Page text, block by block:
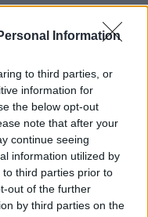
Information
to third parties, or
information for
the below opt-out
note that after your
continue seeing
information utilized by
third parties prior to
out of the further
by third parties on the